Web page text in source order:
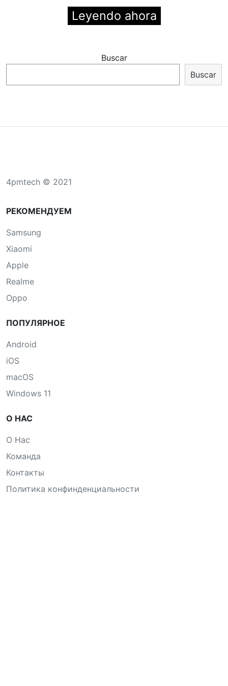
Leyendo ahora
Buscar
Buscar
4pmtech © 2021
РЕКОМЕНДУЕМ
Samsung
Xiaomi
Apple
Realme
Oppo
ПОПУЛЯРНОЕ
Android
iOS
macOS
Windows 11
О НАС
О Нас
Команда
Контакты
Политика конфинденциальности